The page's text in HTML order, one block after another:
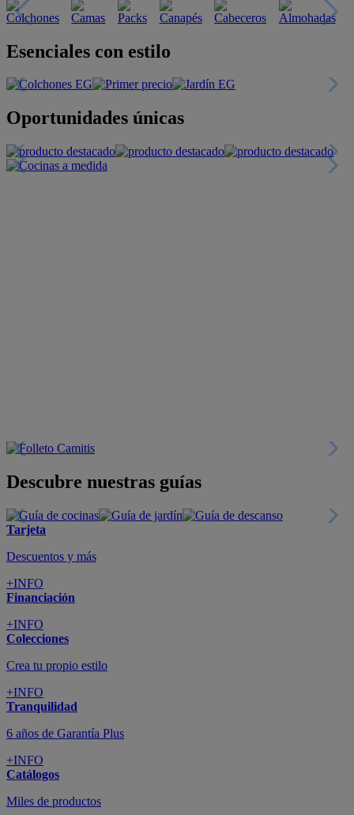
Esenciales con estilo
Oportunidades únicas
Descubre nuestras guías
Tarjeta
Descuentos y más
+INFO
Financiación
+INFO
Colecciones
Crea tu propio estilo
+INFO
Tranquilidad
6 años de Garantía Plus
+INFO
Catálogos
Miles de productos